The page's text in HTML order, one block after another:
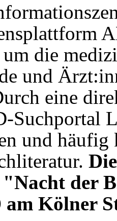
die
und
eine
Suchportal
und
"Nacht der
Kölner